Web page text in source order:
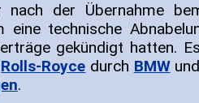
nach der Übernahme
eine technische
gekündigt hatten.
Rolls-Royce durch BMW
.